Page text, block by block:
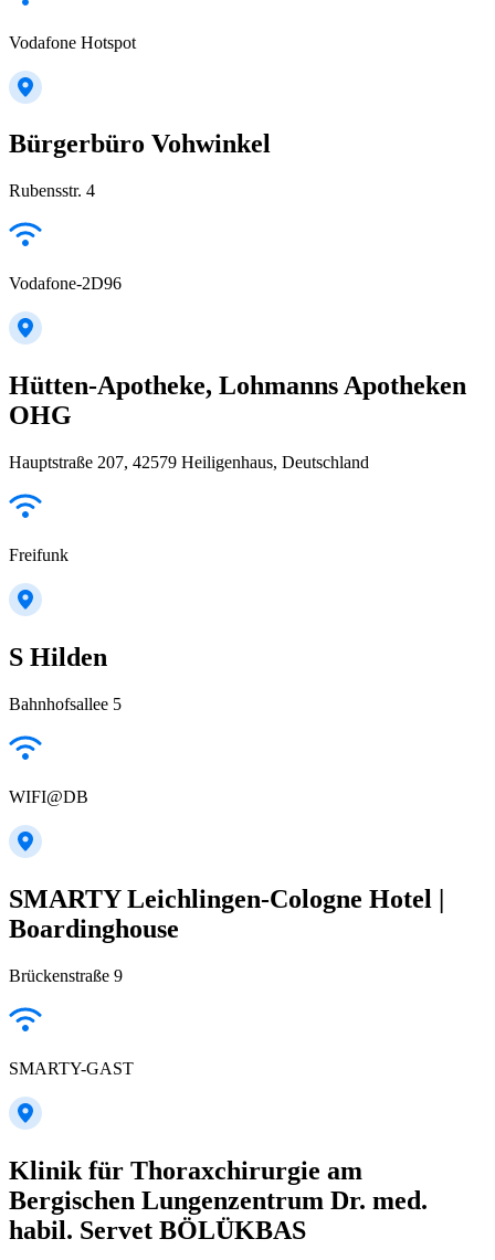
Vodafone Hotspot
Bürgerbüro Vohwinkel
Rubensstr. 4
Vodafone-2D96
Hütten-Apotheke, Lohmanns Apotheken
OHG
Hauptstraße 207, 42579 Heiligenhaus, Deutschland
Freifunk
S Hilden
Bahnhofsallee 5
WIFI@DB
SMARTY Leichlingen-Cologne Hotel |
Boardinghouse
Brückenstraße 9
SMARTY-GAST
Klinik für Thoraxchirurgie am
Bergischen Lungenzentrum Dr. med.
habil. Servet BÖLÜKBAS